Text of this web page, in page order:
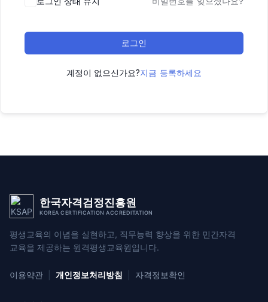
로그인
계정이 없으신가요?지금 등록하세요
한국자격검정진흥원
KOREA CERTIFICATION ACCREDITATION
평생교육의 이념을 실현하고, 직무능력 향상을 위한 민간자격
교육을 제공하는 원격평생교육원입니다.
이용약관 개인정보처리방침 자격정보확인